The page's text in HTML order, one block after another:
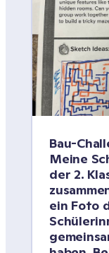
Bau-
Meine
der 2.
ein Foto